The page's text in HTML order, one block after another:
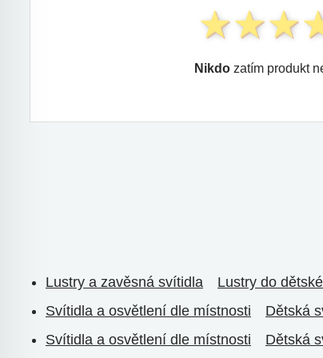
Nikdo zatím produkt
Lustry a zavěsná svítidla
Lustry do
Svítidla a osvětlení dle místnosti
Dětská
Svítidla a osvětlení dle místnosti
Dětská